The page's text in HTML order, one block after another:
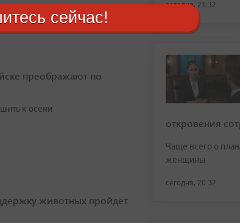
преображают по
к осени
животных пройдет
сегодня, 21:32
откровения
Чаще всего о
женщины
сегодня, 20:32
сейчас!